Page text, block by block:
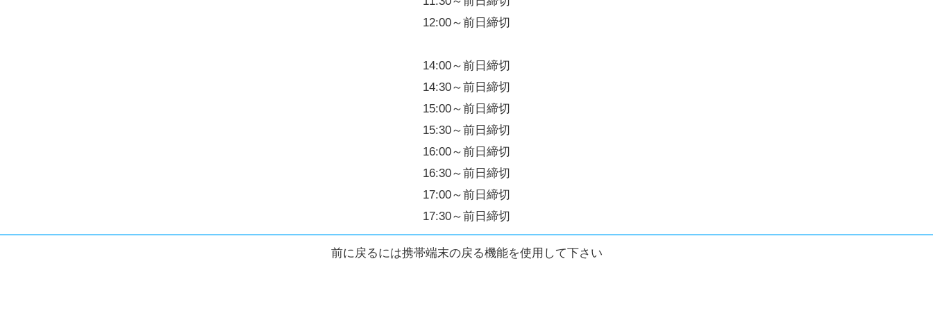
12:00～前日締切
14:00～前日締切
14:30～前日締切
15:00～前日締切
15:30～前日締切
16:00～前日締切
16:30～前日締切
17:00～前日締切
17:30～前日締切
前に戻るには携帯端末の戻る機能を使用して下さい